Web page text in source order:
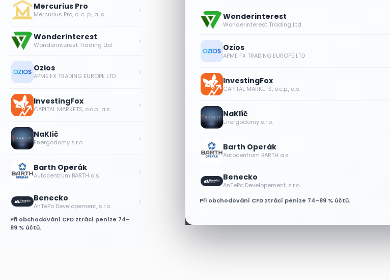
Wonderinterest
Wonderinterest Trading Ltd
Ozios
APME FX TRADING EUROPE LTD
InvestingFox
CAPITAL MARKETS, o.c.p., a.s.
NaKlíč
Energodomy s.r.o.
Barth Operák
Autocentrum BARTH a.s.
Benecko
AnTePo Developement, s.r.o.
Při obchodování CFD ztrácí peníze 74–89 % účtů.
Mercurius Pro
Mercurius Pro, o. c. p., a. s. ›
Wonderinterest
Wonderinterest Trading Ltd ›
Ozios
APME FX TRADING EUROPE LTD ›
InvestingFox
CAPITAL MARKETS, o.c.p., a.s. ›
NaKlíč
Energodomy s.r.o. ›
Barth Operák
Autocentrum BARTH a.s. ›
Benecko
AnTePo Developement, s.r.o. ›
Při obchodování CFD ztrácí peníze 74–
89 % účtů.